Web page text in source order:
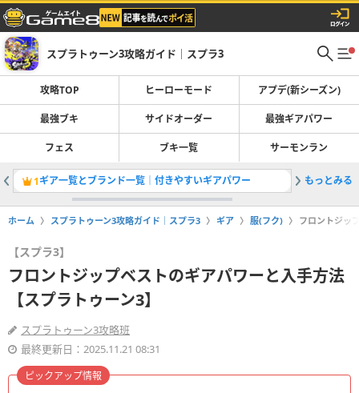
スプラトゥーン3攻略ガイド｜スプラ3
攻略TOP ヒーローモード アプデ(新シーズン)
最強ブキ サイドオーダー 最強ギアパワー
フェス ブキ一覧 サーモンラン
1ギア一覧とブランド一覧｜付きやすいギアパワー 2ランク
もっとみる
ホーム スプラトゥーン3攻略ガイド｜スプラ3 ギア 服(フク) フロントジッ
【スプラ3】
フロントジップベストのギアパワーと入手方法
【スプラトゥーン3】
スプラトゥーン3攻略班
最終更新日：2025.11.21 08:31
ピックアップ情報